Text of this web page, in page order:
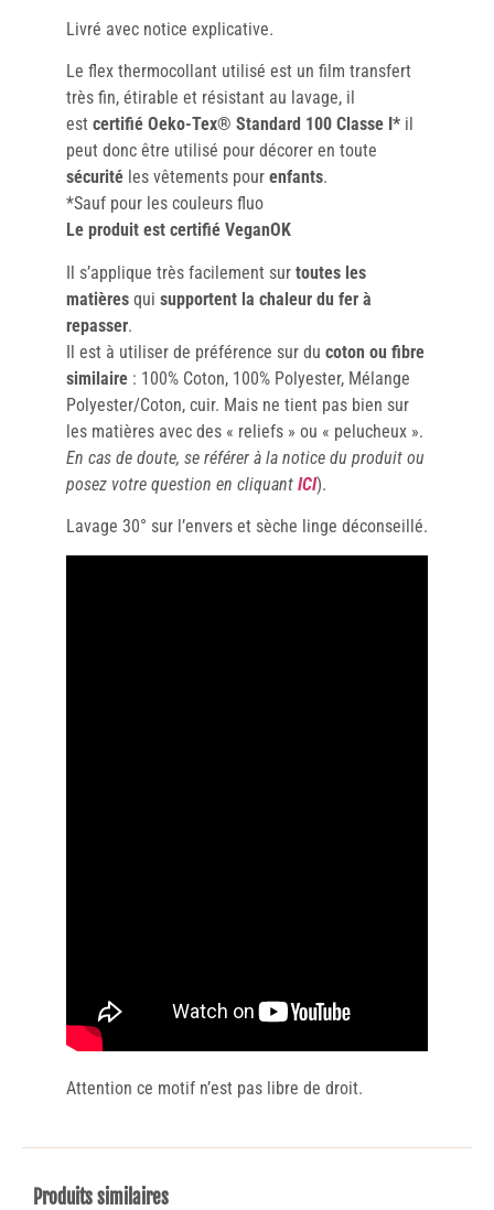
Livré avec notice explicative.
Le flex thermocollant utilisé est un film transfert
très fin, étirable et résistant au lavage, il
est certifié Oeko-Tex® Standard 100 Classe I* il
peut donc être utilisé pour décorer en toute
sécurité les vêtements pour enfants.
*Sauf pour les couleurs fluo
Le produit est certifié VeganOK
Il s’applique très facilement sur toutes les
matières qui supportent la chaleur du fer à
repasser.
Il est à utiliser de préférence sur du coton ou fibre
similaire : 100% Coton, 100% Polyester, Mélange
Polyester/Coton, cuir. Mais ne tient pas bien sur
les matières avec des « reliefs » ou « pelucheux ».
En cas de doute, se référer à la notice du produit ou
posez votre question en cliquant ICI).
Lavage 30° sur l’envers et sèche linge déconseillé.
Attention ce motif n’est pas libre de droit.
Produits similaires